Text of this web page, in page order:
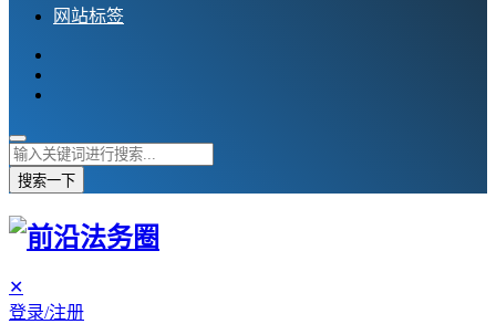
网站标签
搜索一下
✕
登录/注册